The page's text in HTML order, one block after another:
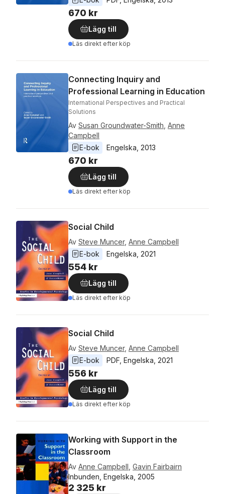
670 kr
Lägg till
Läs direkt efter köp
Connecting Inquiry and
Professional Learning in Education
International Perspectives and Practical
Solutions
Av Susan Groundwater-Smith, Anne
Campbell
E-bok
Engelska, 2013
670 kr
Lägg till
Läs direkt efter köp
Social Child
Av Steve Muncer, Anne Campbell
E-bok
Engelska, 2021
554 kr
Lägg till
Läs direkt efter köp
Social Child
Av Steve Muncer, Anne Campbell
E-bok
PDF, Engelska, 2021
556 kr
Lägg till
Läs direkt efter köp
Working with Support in the
Classroom
Av Anne Campbell, Gavin Fairbairn
Inbunden, Engelska, 2005
2 325 kr